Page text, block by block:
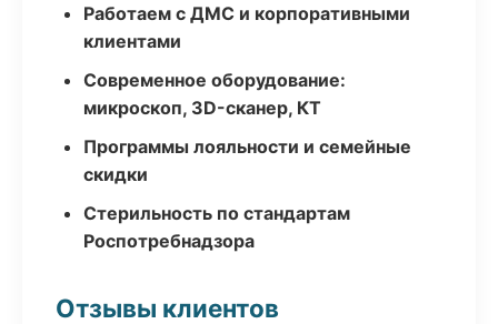
Работаем с ДМС и корпоративными
клиентами
Современное оборудование:
микроскоп, 3D-сканер, КТ
Программы лояльности и семейные
скидки
Стерильность по стандартам
Роспотребнадзора
Отзывы клиентов